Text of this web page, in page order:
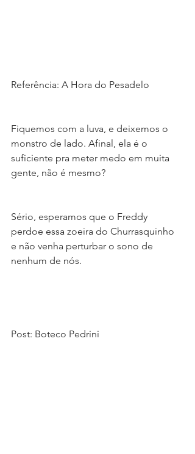
Referência: A Hora do Pesadelo
Fiquemos com a luva, e deixemos o
monstro de lado. Afinal, ela é o
suficiente pra meter medo em muita
gente, não é mesmo?
Sério, esperamos que o Freddy
perdoe essa zoeira do Churrasquinho
e não venha perturbar o sono de
nenhum de nós.
Post: Boteco Pedrini